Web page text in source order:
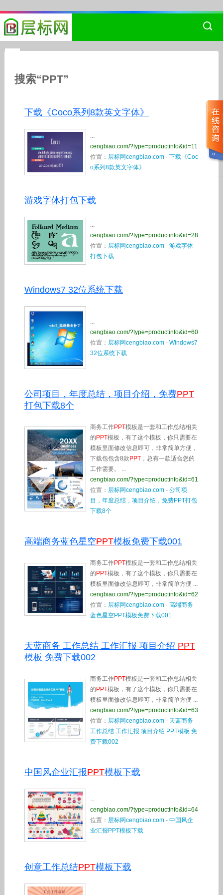
搜索“PPT”
下载《Coco系列8款英文字体》
...
cengbiao.com/?type=productinfo&id=11
位置： 层标网cengbiao.com- 下载《Coc
o系列8款英文字体》
游戏字体打包下载
...
cengbiao.com/?type=productinfo&id=28
位置： 层标网cengbiao.com- 游戏字体
打包下载
Windows7 32位系统下载
...
cengbiao.com/?type=productinfo&id=60
位置： 层标网cengbiao.com- Windows7
32位系统下载
公司项目，年度总结，项目介绍，免费PPT
打包下载8个
商务工作PPT模板是一套和工作总结相关
的 PPT模板，有了这个模板，你只需要在
模板里面修改信息即可，非常简单方便，
下载包包含8款 PPT，总有一款适合您的
工作需要。 ...
cengbiao.com/?type=productinfo&id=61
位置： 层标网cengbiao.com- 公司项
目，年度总结，项目介绍，免费PPT打包
下载8个
高端商务蓝色星空PPT模板免费下载001
商务工作PPT模板是一套和工作总结相关
的 PPT模板，有了这个模板，你只需要在
模板里面修改信息即可，非常简单方便 ...
cengbiao.com/?type=productinfo&id=62
位置： 层标网cengbiao.com- 高端商务
蓝色星空PPT模板免费下载001
天蓝商务 工作总结 工作汇报 项目介绍 PPT
模板 免费下载002
商务工作PPT模板是一套和工作总结相关
的 PPT模板，有了这个模板，你只需要在
模板里面修改信息即可，非常简单方便 ...
cengbiao.com/?type=productinfo&id=63
位置： 层标网cengbiao.com- 天蓝商务
工作总结 工作汇报 项目介绍 PPT模板 免
费下载002
中国风企业汇报PPT模板下载
...
cengbiao.com/?type=productinfo&id=64
位置： 层标网cengbiao.com- 中国风企
业汇报PPT模板下载
创意工作总结PPT模板下载